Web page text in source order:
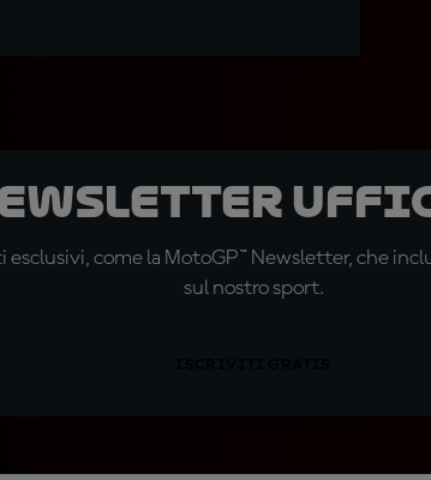
esclusivi, come la MotoGP™ Newsletter, che
sul nostro sport.